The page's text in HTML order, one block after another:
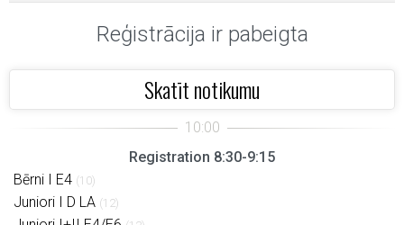
Reģistrācija ir pabeigta
Skatīt notikumu
Registration 8:30-9:15
Bērni I E4 (10)
Juniori I D LA (12)